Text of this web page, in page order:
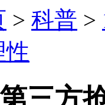
> 科普 >
性
三方